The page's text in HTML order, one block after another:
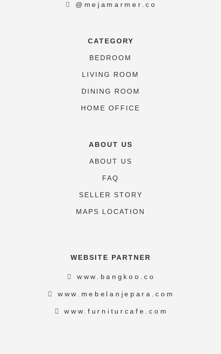
@mejamarmer.co
CATEGORY
BEDROOM
LIVING ROOM
DINING ROOM
HOME OFFICE
ABOUT US
ABOUT US
FAQ
SELLER STORY
MAPS LOCATION
WEBSITE PARTNER
www.bangkoo.co
www.mebelanjepara.com
www.furniturcafe.com